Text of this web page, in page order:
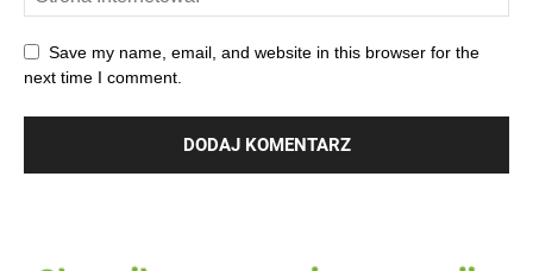
Save my name, email, and website in this browser for the
next time I comment.